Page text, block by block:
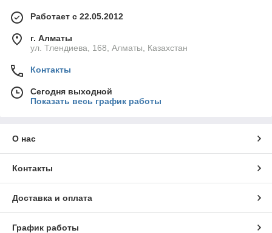
Работает с 22.05.2012
г. Алматы
ул. Тлендиева, 168, Алматы, Казахстан
Контакты
Сегодня выходной
Показать весь график работы
О нас
Контакты
Доставка и оплата
График работы